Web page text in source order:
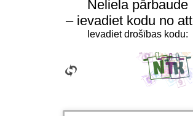
Neliela pārbaude
– ievadiet kodu no
Ievadiet drošības kodu: